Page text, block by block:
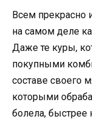
Всем прекрасно
на самом деле
Даже те куры,
покупными
составе своего
которыми
болела,